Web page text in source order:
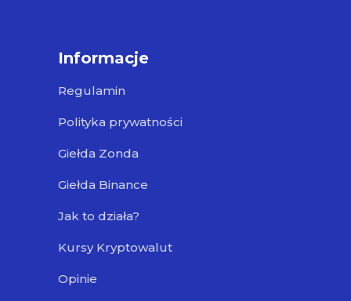
Informacje
Regulamin
Polityka prywatności
Giełda Zonda
Giełda Binance
Jak to działa?
Kursy Kryptowalut
Opinie